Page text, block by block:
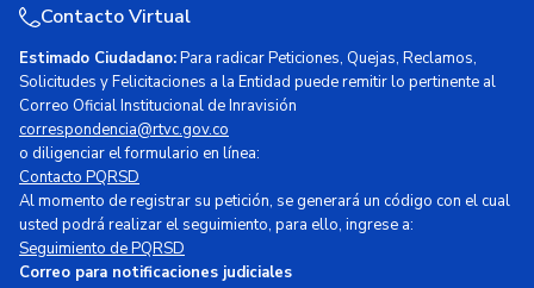
Contacto Virtual
Estimado Ciudadano:Para radicar Peticiones, Quejas, Reclamos,
Solicitudes y Felicitaciones a la Entidad puede remitir lo pertinente al
Correo Oficial Institucional de Inravisión
correspondencia@rtvc.gov.co
o diligenciar el formulario en línea:
Contacto PQRSD
Al momento de registrar su petición, se generará un código con el cual
usted podrá realizar el seguimiento, para ello, ingrese a:
Seguimiento de PQRSD
Correo para notificaciones judiciales